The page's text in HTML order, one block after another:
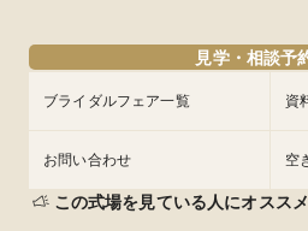
見学・相談予
ブライダルフェア一覧 資
お問い合わせ 空
この式場を見ている人にオススメ